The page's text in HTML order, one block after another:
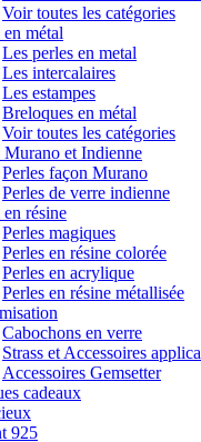
Voir toutes les catégories
en métal
Les perles en metal
Les intercalaires
Les estampes
Breloques en métal
Voir toutes les catégories
Murano et Indienne
Perles façon Murano
Perles de verre indienne
en résine
Perles magiques
Perles en résine colorée
Perles en acrylique
Perles en résine métallisée
Cabochons en verre
Strass et Accessoires
Accessoires Gemsetter
cadeaux
925